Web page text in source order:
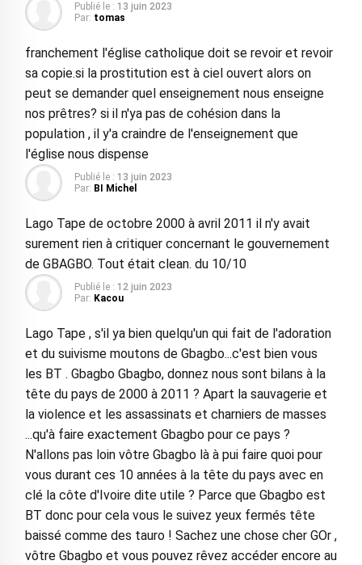
Publié le : 13 juin 2023
Par: tomas
franchement l'église catholique doit se revoir et revoir
sa copie.si la prostitution est à ciel ouvert alors on
peut se demander quel enseignement nous enseigne
nos prêtres? si il n'ya pas de cohésion dans la
population , il y'a craindre de l'enseignement que
l'église nous dispense
Publié le : 13 juin 2023
Par: BI Michel
Lago Tape de octobre 2000 à avril 2011 il n'y avait
surement rien à critiquer concernant le gouvernement
de GBAGBO. Tout était clean. du 10/10
Publié le : 12 juin 2023
Par: Kacou
Lago Tape , s'il ya bien quelqu'un qui fait de l'adoration
et du suivisme moutons de Gbagbo...c'est bien vous
les BT . Gbagbo Gbagbo, donnez nous sont bilans à la
tête du pays de 2000 à 2011 ? Apart la sauvagerie et
la violence et les assassinats et charniers de masses
...qu'à faire exactement Gbagbo pour ce pays ?
N'allons pas loin vôtre Gbagbo là à pui faire quoi pour
vous durant ces 10 années à la tête du pays avec en
clé la côte d'Ivoire dite utile ? Parce que Gbagbo est
BT donc pour cela vous le suivez yeux fermés tête
baissé comme des tauro ! Sachez une chose cher GOr ,
vôtre Gbagbo et vous pouvez rêvez accéder encore au